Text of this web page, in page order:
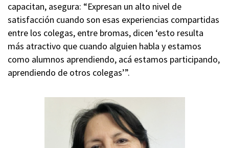
capacitan, asegura: “Expresan un alto nivel de
satisfacción cuando son esas experiencias compartidas
entre los colegas, entre bromas, dicen ‘esto resulta
más atractivo que cuando alguien habla y estamos
como alumnos aprendiendo, acá estamos participando,
aprendiendo de otros colegas’”.